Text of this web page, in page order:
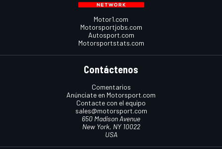
Motor1.com
Motorsportjobs.com
Autosport.com
Motorsportstats.com
Contáctenos
Comentarios
Anúnciate en Motorsport.com
Contacte con el equipo
sales@motorsport.com
650 Madison Avenue
New York, NY 10022
USA